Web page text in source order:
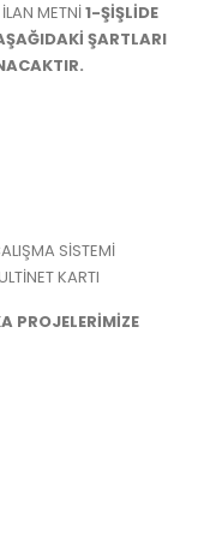
METNİ1-ŞİŞLİDE
ŞARTLARI
SİSTEMİ
KARTI
PROJELERİMİZE